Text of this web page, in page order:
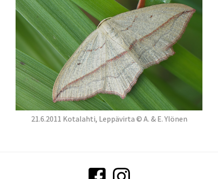
21.6.2011 Kotalahti, Leppävirta © A. & E. Ylönen